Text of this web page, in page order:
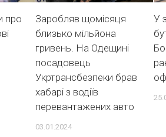
про
Заробляв щомісяця
близько мільйона
гривень. На Одещині
посадовець
Укртрансбезпеки брав
хабарі з водіїв
перевантажених авто
03.01.2024
У